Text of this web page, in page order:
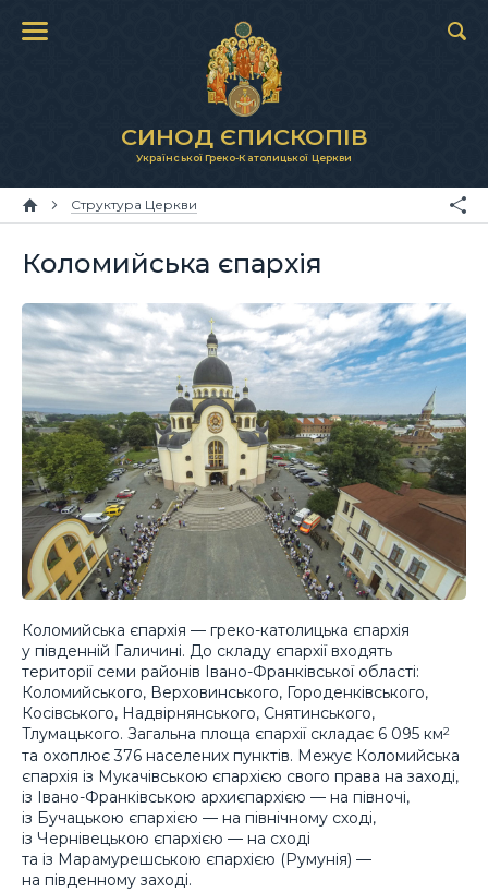
СИНОД ЄПИСКОПІВ
Української Греко-Католицької Церкви
Структура Церкви
Коломийська єпархія
Коломийська єпархія — греко-католицька єпархія
у південній Галичині. До складу єпархії входять
території семи районів Івано-Франківської області:
Коломийського, Верховинського, Городенківського,
Косівського, Надвірнянського, Снятинського,
Тлумацького. Загальна площа єпархії складає 6 095 км2
та охоплює 376 населених пунктів. Межує Коломийська
єпархія із Мукачівською єпархією свого права на заході,
із Івано-Франківською архиєпархією — на півночі,
із Бучацькою єпархією — на північному сході,
із Чернівецькою єпархією — на сході
та із Марамурешською єпархією (Румунія) —
на південному заході.